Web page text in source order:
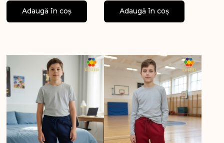
Adaugă în coș Adaugă în coș